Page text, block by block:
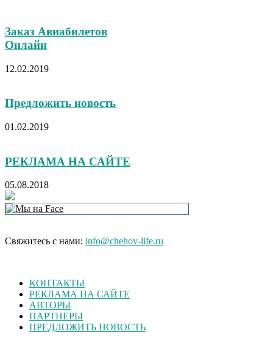
Заказ Авиабилетов
Онлайн
12.02.2019
Предложить новость
01.02.2019
РЕКЛАМА НА САЙТЕ
05.08.2018
Свяжитесь с нами: info@chehov-life.ru
КОНТАКТЫ
РЕКЛАМА НА САЙТЕ
АВТОРЫ
ПАРТНЕРЫ
ПРЕДЛОЖИТЬ НОВОСТЬ